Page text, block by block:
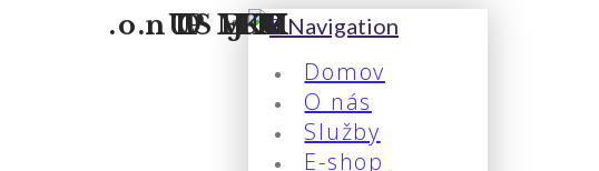
Navigation
Domov
O nás
Služby
E-shop